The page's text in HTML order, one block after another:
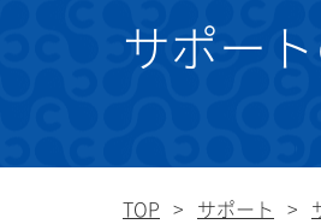
サポー
TOP サポート